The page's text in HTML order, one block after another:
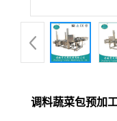
调料蔬菜包预加